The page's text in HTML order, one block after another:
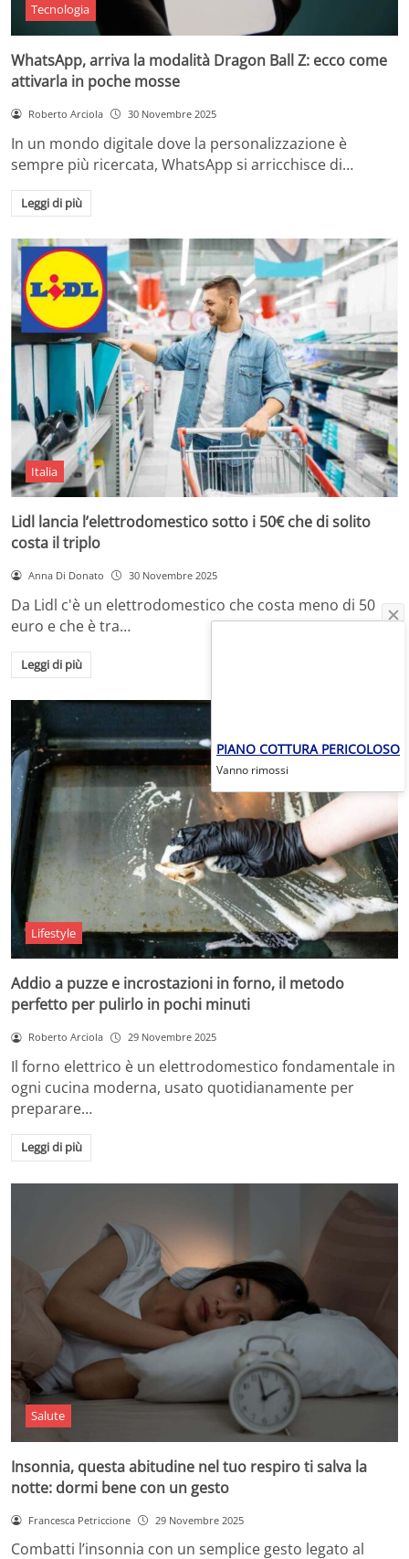
Tecnologia
WhatsApp, arriva la modalità Dragon Ball Z: ecco come
attivarla in poche mosse
Roberto Arciola 30 Novembre 2025
In un mondo digitale dove la personalizzazione è
sempre più ricercata, WhatsApp si arricchisce di…
Leggi di più
Italia
Lidl lancia l’elettrodomestico sotto i 50€ che di solito
costa il triplo
Anna Di Donato 30 Novembre 2025
Da Lidl c'è un elettrodomestico che costa meno di 50
euro e che è tra…
Leggi di più
Lifestyle
Addio a puzze e incrostazioni in forno, il metodo
perfetto per pulirlo in pochi minuti
Roberto Arciola 29 Novembre 2025
Il forno elettrico è un elettrodomestico fondamentale in
ogni cucina moderna, usato quotidianamente per
preparare…
Leggi di più
Salute
Insonnia, questa abitudine nel tuo respiro ti salva la
notte: dormi bene con un gesto
Francesca Petriccione 29 Novembre 2025
Combatti l’insonnia con un semplice gesto legato al
PIANO COTTURA PERICOLOSO
Vanno rimossi